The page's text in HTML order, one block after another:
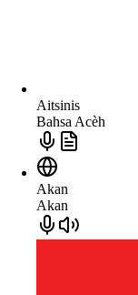
Aitsinis
Bahsa Acèh
Akan
Akan